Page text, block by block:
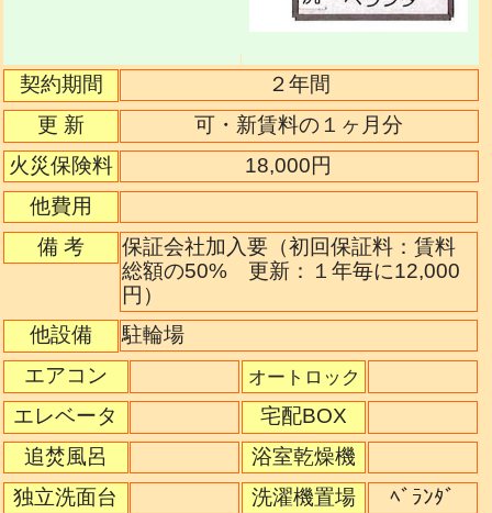
契約期間
２年間
更 新
可・新賃料の１ヶ月分
火災保険料
18,000円
他費用
備 考
保証会社加入要（初回保証料：賃料
総額の50% 更新：１年毎に12,000
円）
他設備
駐輪場
エアコン
オートロック
エレベータ
宅配BOX
追焚風呂
浴室乾燥機
独立洗面台
洗濯機置場
ﾍﾞﾗﾝﾀﾞ